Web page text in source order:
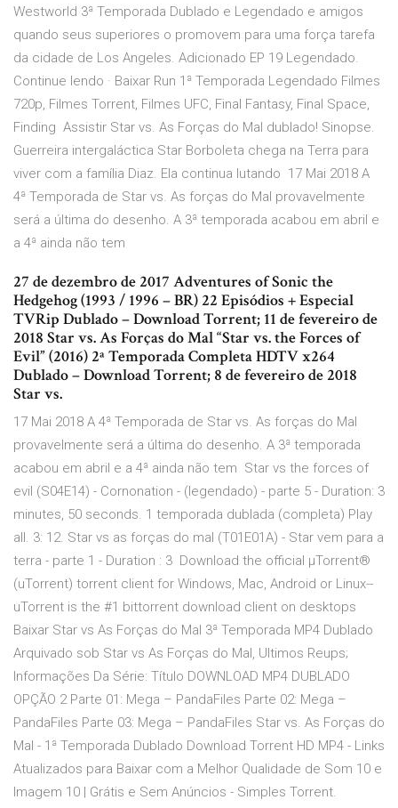
Westworld 3ª Temporada Dublado e Legendado e amigos
quando seus superiores o promovem para uma força tarefa
da cidade de Los Angeles. Adicionado EP 19 Legendado.
Continue lendo · Baixar Run 1ª Temporada Legendado Filmes
720p, Filmes Torrent, Filmes UFC, Final Fantasy, Final Space,
Finding Assistir Star vs. As Forças do Mal dublado! Sinopse.
Guerreira intergaláctica Star Borboleta chega na Terra para
viver com a família Diaz. Ela continua lutando 17 Mai 2018 A
4ª Temporada de Star vs. As forças do Mal provavelmente
será a última do desenho. A 3ª temporada acabou em abril e
a 4ª ainda não tem
27 de dezembro de 2017 Adventures of Sonic the
Hedgehog (1993 / 1996 – BR) 22 Episódios + Especial
TVRip Dublado – Download Torrent; 11 de fevereiro de
2018 Star vs. As Forças do Mal “Star vs. the Forces of
Evil” (2016) 2ª Temporada Completa HDTV x264
Dublado – Download Torrent; 8 de fevereiro de 2018
Star vs.
17 Mai 2018 A 4ª Temporada de Star vs. As forças do Mal
provavelmente será a última do desenho. A 3ª temporada
acabou em abril e a 4ª ainda não tem Star vs the forces of
evil (S04E14) - Cornonation - (legendado) - parte 5 - Duration: 3
minutes, 50 seconds. 1 temporada dublada (completa) Play
all. 3: 12. Star vs as forças do mal (T01E01A) - Star vem para a
terra - parte 1 - Duration : 3 Download the official µTorrent®
(uTorrent) torrent client for Windows, Mac, Android or Linux--
uTorrent is the #1 bittorrent download client on desktops
Baixar Star vs As Forças do Mal 3ª Temporada MP4 Dublado
Arquivado sob Star vs As Forças do Mal, Ultimos Reups;
Informações Da Série: Título DOWNLOAD MP4 DUBLADO
OPÇÃO 2 Parte 01: Mega – PandaFiles Parte 02: Mega –
PandaFiles Parte 03: Mega – PandaFiles Star vs. As Forças do
Mal - 1ª Temporada Dublado Download Torrent HD MP4 - Links
Atualizados para Baixar com a Melhor Qualidade de Som 10 e
Imagem 10 | Grátis e Sem Anúncios - Simples Torrent.